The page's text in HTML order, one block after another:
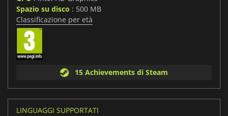
Spazio su disco : 500 MB
Classificazione per età
15 Achievements di Steam
LINGUAGGI SUPPORTATI